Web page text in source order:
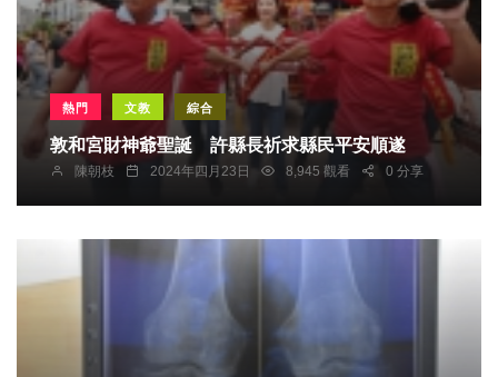
熱門 文教 綜合
敦和宮財神爺聖誕 許縣長祈求縣民平安順遂
陳朝枝 2024年四月23日 8,945 觀看 0 分享